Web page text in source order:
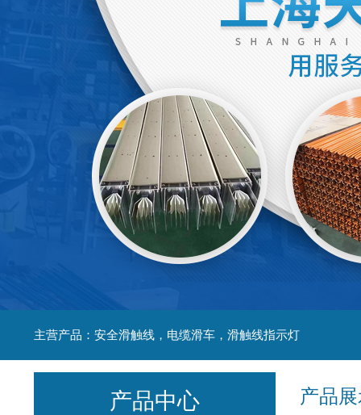
主营产品：安全滑触线，电缆滑车，滑触线指示灯
产品
产品中心